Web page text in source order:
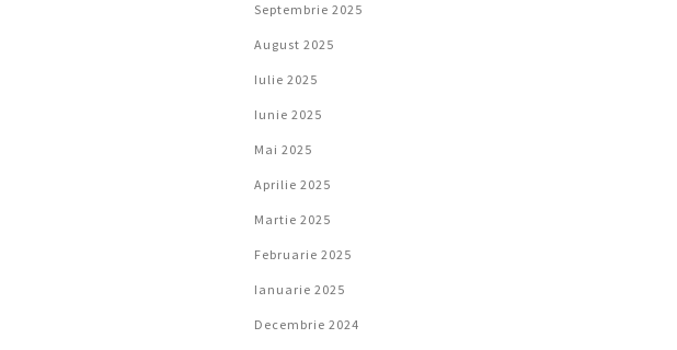
Septembrie 2025
August 2025
Iulie 2025
Iunie 2025
Mai 2025
Aprilie 2025
Martie 2025
Februarie 2025
Ianuarie 2025
Decembrie 2024